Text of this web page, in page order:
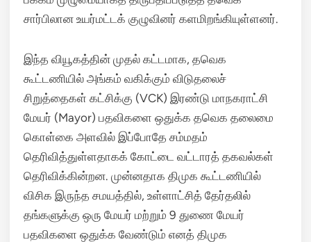
சார்பிலான உயர்மட்டக் குழுவினர் களமிறங்கியுள்ளனர்.
இந்த வியூகத்தின் முதல் கட்டமாக, தவெக
கூட்டணியில் அங்கம் வகிக்கும் விடுதலைச்
சிறுத்தைகள் கட்சிக்கு (VCK) இரண்டு மாநகராட்சி
மேயர் (Mayor) பதவிகளை ஒதுக்க தவெக தலைமை
கொள்கை அளவில் இப்போதே சம்மதம்
தெரிவித்துள்ளதாகக் கோட்டை வட்டாரத் தகவல்கள்
தெரிவிக்கின்றன. முன்னதாக திமுக கூட்டணியில்
விசிக இருந்த சமயத்தில், உள்ளாட்சித் தேர்தலில்
தங்களுக்கு ஒரு மேயர் மற்றும் 9 துணை மேயர்
பதவிகளை ஒதுக்க வேண்டும் எனத் திமுக